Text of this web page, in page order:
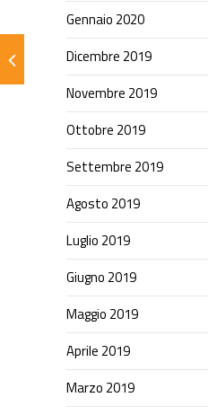
Gennaio 2020
Dicembre 2019
Novembre 2019
Ottobre 2019
Settembre 2019
Agosto 2019
Luglio 2019
Giugno 2019
Maggio 2019
Aprile 2019
Marzo 2019